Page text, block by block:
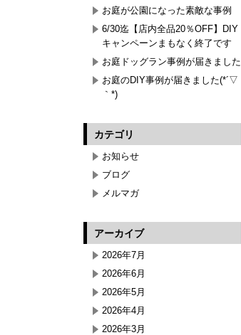
お庭が公園になった素敵な事例
6/30迄【店内全品20％OFF】DIY
キャンペーンまもなく終了です
お庭ドッグラン事例が届きました
お庭のDIY事例が届きました(*´▽
｀*)
カテゴリ
お知らせ
ブログ
メルマガ
アーカイブ
2026年7月
2026年6月
2026年5月
2026年4月
2026年3月